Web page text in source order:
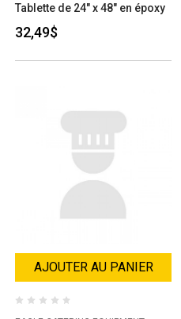
Tablette de 24" x 48" en époxy
32,49$
AJOUTER AU PANIER